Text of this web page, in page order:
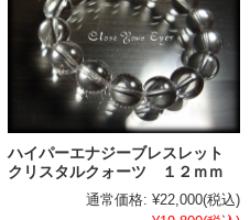
ハイパーエナジーブレスレット
クリスタルクォーツ １２ｍｍ
通常価格: ¥22,000(税込)